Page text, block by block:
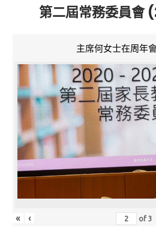
第二屆常務委員會
主席何女士在周年
« ‹ of3